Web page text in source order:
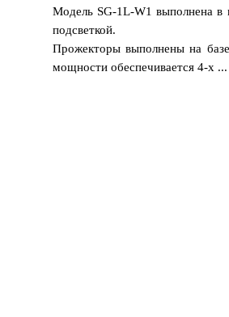
Модель SG-1L-W1 выполнена в
подсветкой.
Прожекторы выполнены на
мощности обеспечивается 4-х ...